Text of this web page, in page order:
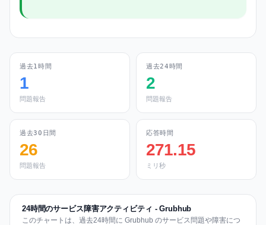
過去1時間
1
問題報告
過去24時間
2
問題報告
過去30日間
26
問題報告
応答時間
271.15
ミリ秒
24時間のサービス障害アクティビティ - Grubhub
このチャートは、過去24時間に Grubhub のサービス問題や障害につ